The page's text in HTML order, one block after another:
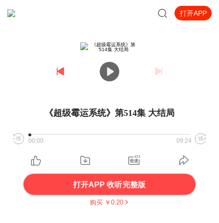
打开APP
《超级霉运系统》第514集 大结局
00:00 09:24
打开APP 收听完整版
购买 ￥ 0.20